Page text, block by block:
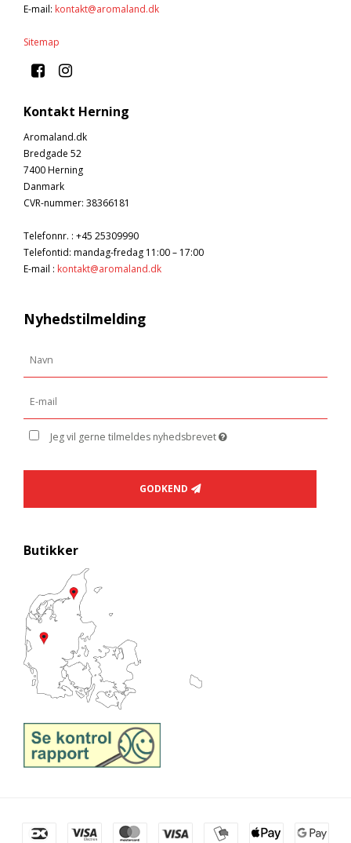
E-mail: kontakt@aromaland.dk
Sitemap
Kontakt Herning
Aromaland.dk
Bredgade 52
7400 Herning
Danmark
CVR-nummer: 38366181
Telefonnr. : +45 25309990
Telefontid: mandag-fredag 11:00 – 17:00
E-mail : kontakt@aromaland.dk
Nyhedstilmelding
Jeg vil gerne tilmeldes nyhedsbrevet
GODKEND
Butikker